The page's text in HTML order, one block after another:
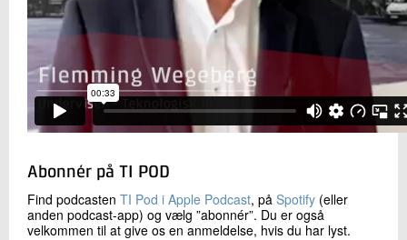
Abonnér på TI POD
Find podcasten TI Pod i Apple Podcast, på Spotify (eller
anden podcast-app) og vælg ”abonnér”. Du er også
velkommen til at give os en anmeldelse, hvis du har lyst.